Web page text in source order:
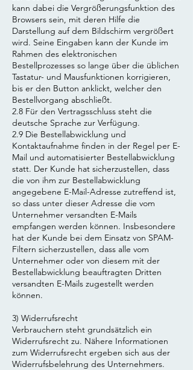
kann dabei die Vergrößerungsfunktion des
Browsers sein, mit deren Hilfe die
Darstellung auf dem Bildschirm vergrößert
wird. Seine Eingaben kann der Kunde im
Rahmen des elektronischen
Bestellprozesses so lange über die üblichen
Tastatur- und Mausfunktionen korrigieren,
bis er den Button anklickt, welcher den
Bestellvorgang abschließt.
2.8 Für den Vertragsschluss steht die
deutsche Sprache zur Verfügung.
2.9 Die Bestellabwicklung und
Kontaktaufnahme finden in der Regel per E-
Mail und automatisierter Bestellabwicklung
statt. Der Kunde hat sicherzustellen, dass
die von ihm zur Bestellabwicklung
angegebene E-Mail-Adresse zutreffend ist,
so dass unter dieser Adresse die vom
Unternehmer versandten E-Mails
empfangen werden können. Insbesondere
hat der Kunde bei dem Einsatz von SPAM-
Filtern sicherzustellen, dass alle vom
Unternehmer oder von diesem mit der
Bestellabwicklung beauftragten Dritten
versandten E-Mails zugestellt werden
können.
3) Widerrufsrecht
Verbrauchern steht grundsätzlich ein
Widerrufsrecht zu. Nähere Informationen
zum Widerrufsrecht ergeben sich aus der
Widerrufsbelehrung des Unternehmers.